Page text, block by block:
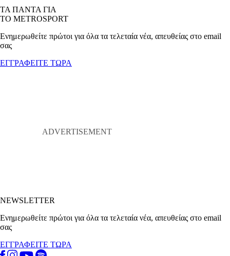
ΤΑ ΠΑΝΤΑ ΓΙΑ
ΤΟ METROSPORT
Ενημερωθείτε πρώτοι για όλα τα τελεταία νέα, απευθείας στο email
σας
ΕΓΓΡΑΦΕΙΤΕ ΤΩΡΑ
NEWSLETTER
Ενημερωθείτε πρώτοι για όλα τα τελεταία νέα, απευθείας στο email
σας
ΕΓΓΡΑΦΕΙΤΕ ΤΩΡΑ